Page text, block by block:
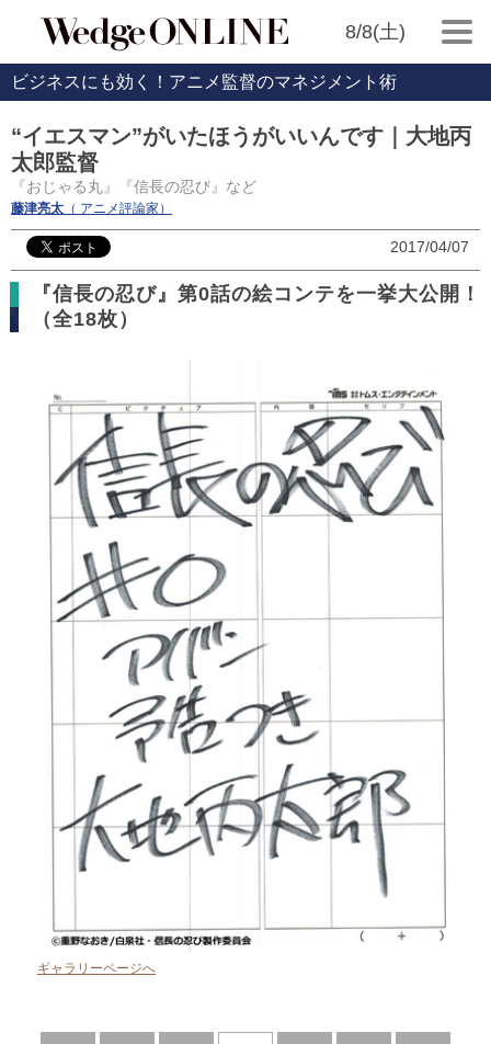
8/8(土)
ビジネスにも効く！アニメ監督のマネジメント術
“イエスマン”がいたほうがいいんです｜大地丙
太郎監督
『おじゃる丸』『信長の忍び』など
藤津亮太 （ アニメ評論家）
2017/04/07
『信長の忍び』第0話の絵コンテを一挙大公開！
（全18枚）
ギャラリーページへ